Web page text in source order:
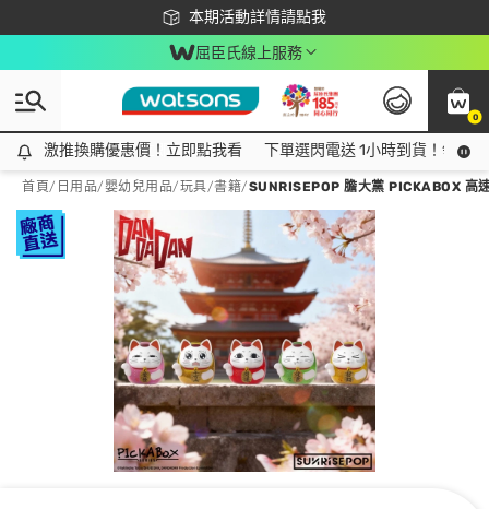
本期活動詳情請點我
下載app最高回饋$350
屈臣氏線上服務
0
激推換購優惠價！立即點我看
激推換購優惠價！立即點我看 下單選閃電送 1小時到貨！領神
首頁/ 日用品/嬰幼兒用品/玩具/書籍/SUNRISEPOP 膽大黨 PICKABOX 高